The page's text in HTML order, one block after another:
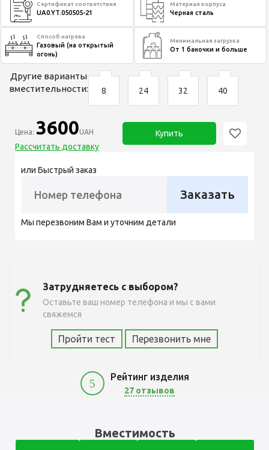
Сертификат соответствия
UA0.YT.050505-21
Материал корпуса
Черная сталь
Способ нагрева
Газовый (на открытый
огонь)
Минимальная загрузка
От 1 баночки и больше
Другие варианты
вместительности:
8 24 32 40
Цена: 3600UAH
Рассчитать доставку
Купить
или Быстрый заказ
Заказать
Мы перезвоним Вам и уточним детали
Затрудняетесь с выбором?
Оставьте ваш номер телефона и мы с вами
свяжемся
Пройти тест Перезвонить мне
5
Рейтинг изделия
27 отзывов
Вместимость